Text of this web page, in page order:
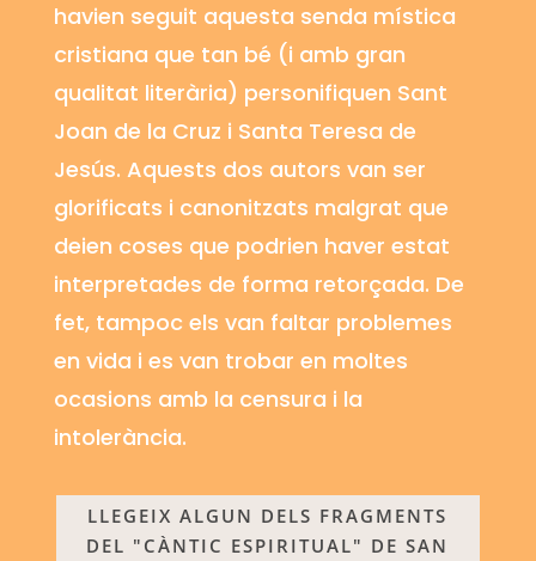
havien seguit aquesta senda mística
cristiana que tan bé (i amb gran
qualitat literària) personifiquen Sant
Joan de la Cruz i Santa Teresa de
Jesús. Aquests dos autors van ser
glorificats i canonitzats malgrat que
deien coses que podrien haver estat
interpretades de forma retorçada. De
fet, tampoc els van faltar problemes
en vida i es van trobar en moltes
ocasions amb la censura i la
intolerància.
LLEGEIX ALGUN DELS FRAGMENTS
DEL "CÀNTIC ESPIRITUAL" DE SAN